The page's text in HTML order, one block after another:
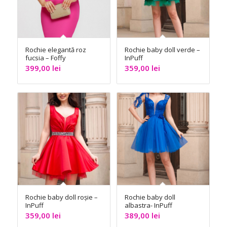
Rochie elegantă roz
fucsia – Foffy
399,00 lei
Rochie baby doll verde –
InPuff
359,00 lei
Rochie baby doll roșie –
InPuff
359,00 lei
Rochie baby doll
albastra- InPuff
389,00 lei